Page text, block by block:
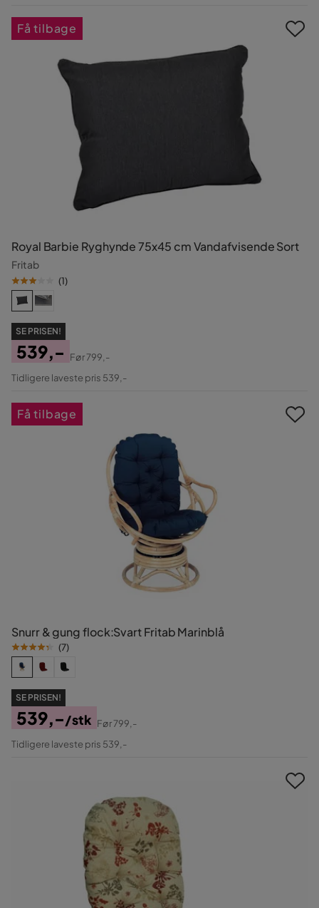
Royal Barbie Ryghynde 75x45 cm Vandafvisende Sort
Fritab
(1)
SE PRISEN!
Pris
539,-
Original
Før799,-
Tidligere laveste pris 539,-
Få tilbage
Snurr & gung flock:Svart Fritab Marinblå
(7)
SE PRISEN!
Pris
539,-/stk
Original
Før799,-
Tidligere laveste pris 539,-
Få tilbage